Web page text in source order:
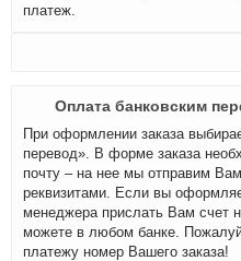
платеж.
Оплата банковским
При оформлении заказа
перевод». В форме заказа
почту – на нее мы отправим
реквизитами. Если вы
менеджера прислать Вам счет
можете в любом банке.
платежу номер Вашего заказа!